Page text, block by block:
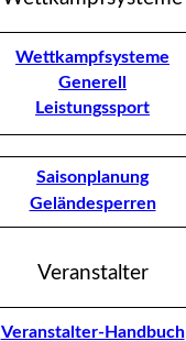
Wettkampfsysteme
Generell
Leistungssport
Saisonplanung
Geländesperren
Veranstalter
Veranstalter-Handbuch